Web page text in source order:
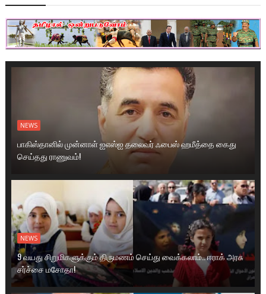
NEWS
பாகிஸ்தானில் முன்னாள் ஐஎஸ்ஐ தலைவர் ஃபைஸ் ஹமீத்தை கைது
செய்தது ராணுவம்!
NEWS
9 வயது சிறுமிகளுக்கும் திருமணம் செய்து வைக்கலாம்.. ஈராக் அரசு
சர்ச்சை மசோதா!